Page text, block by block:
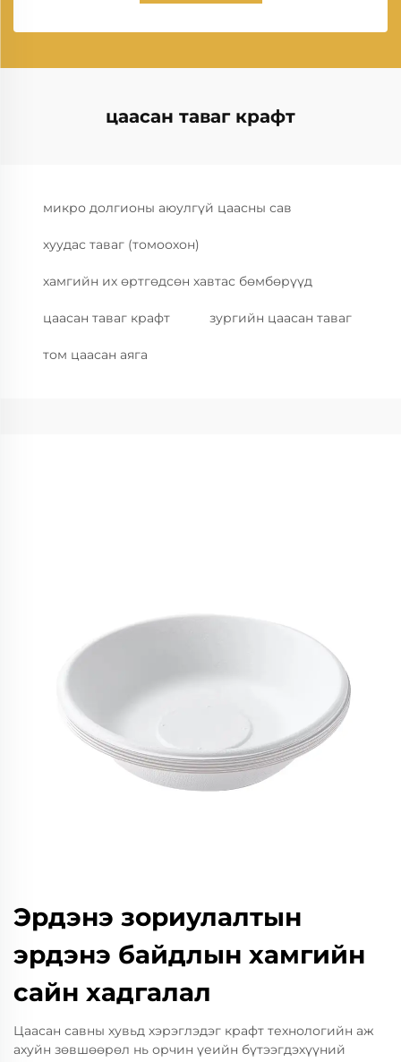
цаасан таваг крафт
микро долгионы аюулгүй цаасны сав
хуудас таваг (томоохон)
хамгийн их өртгөдсөн хавтас бөмбөрүүд
цаасан таваг крафт зургийн цаасан таваг
том цаасан аяга
Эрдэнэ зориулалтын
эрдэнэ байдлын хамгийн
сайн хадгалал
Цаасан савны хувьд хэрэглэдэг крафт технологийн аж
ахуйн зөвшөөрөл нь орчин үеийн бүтээгдэхүүний